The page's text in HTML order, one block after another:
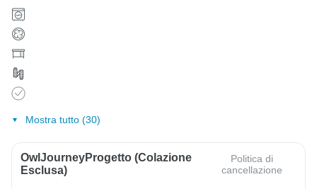
Mostra tutto (30)
OwlJourneyProgetto (colazione
Esclusa)
Politica di
cancellazione